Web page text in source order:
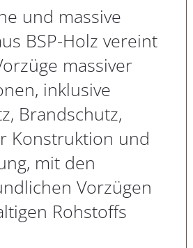
und massive
BSP-Holz vereint
massiver
inklusive
Brandschutz,
Konstruktion und
mit den
Vorzügen
Rohstoffs